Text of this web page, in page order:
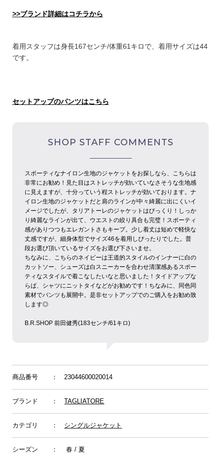
>>ブランド詳細はコチラから
着用スタッフは身長167センチ/体重61キロで、着用サイズは44
です。
セットアップのパンツはこちら
SHOP STAFF COMMENTS
スポーティなナイロン生地のジャケットをお探しなら、こちらは
非常にお勧め！見た目はストレッチが効いていなさそうな生地感
に見えますが、十分っていう程ストレッチが効いております。ナ
イロン生地のジャケットだと肩のラインが中々綺麗に出にくいイ
メージでしたが、タリアトーレのジャケットはびっくり！しっか
り綺麗なラインが出て、ウエストの絞り具合も完璧！スポーティ
感がありつつもエレガントさもキープ。少し着丈は短めで軽快な
丈感ですが、細身体型でサイズ46を着用しぴったりでした。普
段お選び頂いているサイズをお選び下さいませ。
ちなみに、こちらのネイビーは王道的スタイルのインナーに白の
カットソー、シューズは白スニーカーを合わせ清潔感あるスポー
ティなスタイルで着こなしたいなと思いました！タイドアップな
らば、シャツにニットタイなどがお勧めです！ちなみに、同色同
素材でパンツも展開中。是非セットアップでのご購入をお勧め致
します◎
B.R.SHOP 前田健秀(183センチ/61キロ)
商品番号 ： 23044600020014
ブランド ：TAGLIATORE
カテゴリ ： シングルジャケット
シーズン ： 春 / 夏